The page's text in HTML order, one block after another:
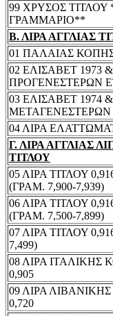
99 ΧΡΥΣΟΣ ΤΙΤΛΟΥ
ΓΡΑΜΜΑΡΙΟ**
Β. ΛΙΡΑ ΑΓΓΛΙΑΣ
01 ΠΑΛΑΙΑΣ
02 ΕΛΙΣΑΒΕΤ 1973 &
ΠΡΟΓΕΝΕΣΤΕΡΩΝ
03 ΕΛΙΣΑΒΕΤ 1974 &
04 ΛΙΡΑ
Γ. ΛΙΡΑ ΑΓΓΛΙΑΣ
ΤΙΤΛΟΥ
05 ΛΙΡΑ ΤΙΤΛΟΥ
(ΓΡΑΜ. 7,900-7,939)
06 ΛΙΡΑ ΤΙΤΛΟΥ
(ΓΡΑΜ. 7,500-7,899)
07 ΛΙΡΑ ΤΙΤΛΟΥ
7,499)
08 ΛΙΡΑ ΙΤΑΛΙΚΗΣ
0,905
09 ΛΙΡΑ
0,720